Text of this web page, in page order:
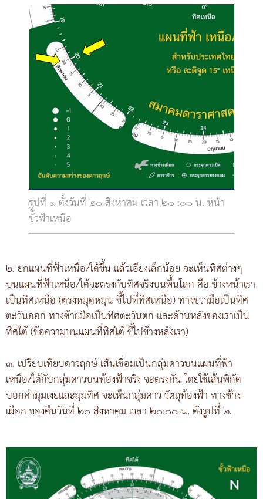
รูปที่ ๑ ตั้งวันที่ ๒๐ สิงหาคม เวลา ๒๐ :๐๐ น. หน้า
ขั้วฟ้าเหนือ
๒. ยกแผนที่ฟ้าเหนือ/ใต้ขึ้น แล้วเอียงเล็กน้อย จะเห็นทิศต่างๆ
บนแผนที่ฟ้าเหนือ/ใต้จะตรงกับทิศจริงบนพื้นโลก คือ ข้างหน้าเรา
เป็นทิศเหนือ (ตรงหมุดหมุน ชี้ไปที่ทิศเหนือ) ทางขวามือเป็นทิศ
ตะวันออก ทางซ้ายมือเป็นทิศตะวันตก และด้านหลังของเราเป็น
ทิศใต้ (ข้อความบนแผนที่ทิศใต้ ชี้ไปข้างหลังเรา)
๓. เปรียบเทียบดาวฤกษ์ เส้นเชื่อมเป็นกลุ่มดาวบนแผนที่ฟ้า
เหนือ/ใต้กับกลุ่มดาวบนท้องฟ้าจริง จะตรงกัน โดยใช้เส้นพิกัด
บอกค่ามุมเงยและมุมทิศ จะเห็นกลุ่มดาว วัตถุท้องฟ้า ทางช้าง
เผือก ของคืนวันที่ ๒๐ สิงหาคม เวลา ๒๐:๐๐ น. ดังรูปที่ ๒.